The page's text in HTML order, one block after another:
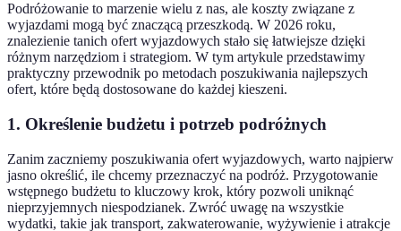
Podróżowanie to marzenie wielu z nas, ale koszty związane z
wyjazdami mogą być znaczącą przeszkodą. W 2026 roku,
znalezienie tanich ofert wyjazdowych stało się łatwiejsze dzięki
różnym narzędziom i strategiom. W tym artykule przedstawimy
praktyczny przewodnik po metodach poszukiwania najlepszych
ofert, które będą dostosowane do każdej kieszeni.
1. Określenie budżetu i potrzeb podróżnych
Zanim zaczniemy poszukiwania ofert wyjazdowych, warto najpierw
jasno określić, ile chcemy przeznaczyć na podróż. Przygotowanie
wstępnego budżetu to kluczowy krok, który pozwoli uniknąć
nieprzyjemnych niespodzianek. Zwróć uwagę na wszystkie
wydatki, takie jak transport, zakwaterowanie, wyżywienie i atrakcje